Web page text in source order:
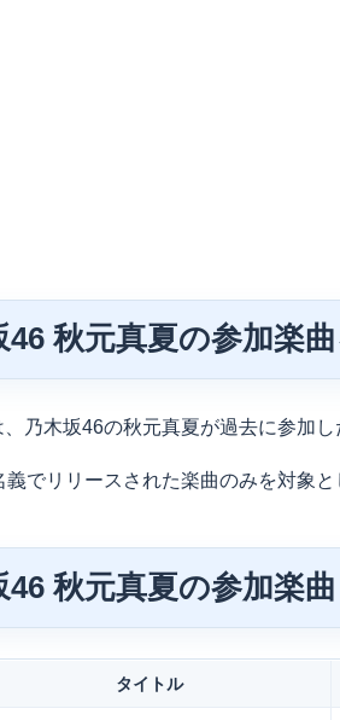
46 秋元真夏の参加楽
乃木坂46の秋元真夏が過去に参加し
でリリースされた楽曲のみを対象と
46 秋元真夏の参加楽
タイトル